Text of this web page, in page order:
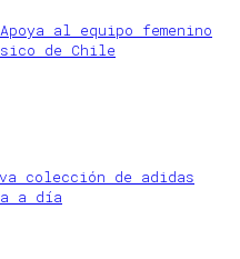
al equipo femenino
de Chile
colección de adidas
a día